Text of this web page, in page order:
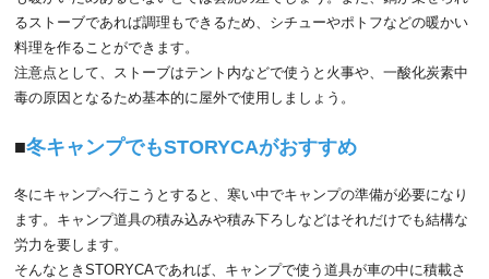
るストーブであれば調理もできるため、シチューやポトフなどの暖かい
料理を作ることができます。
注意点として、ストーブはテント内などで使うと火事や、一酸化炭素中
毒の原因となるため基本的に屋外で使用しましょう。
冬キャンプでもSTORYCAがおすすめ
冬にキャンプへ行こうとすると、寒い中でキャンプの準備が必要になり
ます。キャンプ道具の積み込みや積み下ろしなどはそれだけでも結構な
労力を要します。
そんなときSTORYCAであれば、キャンプで使う道具が車の中に積載さ